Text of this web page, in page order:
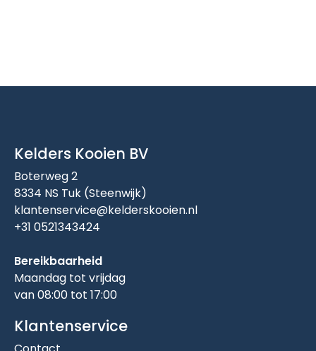
Kelders Kooien BV
Boterweg 2
8334 NS Tuk (Steenwijk)
klantenservice@kelderskooien.nl
+31 0521343424
Bereikbaarheid
Maandag tot vrijdag
van 08:00 tot 17:00
Klantenservice